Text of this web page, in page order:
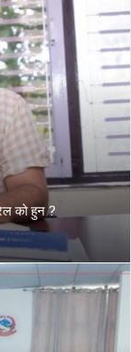
को हुन ?